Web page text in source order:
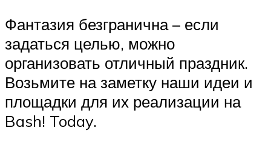
Фантазия безгранична – если
задаться целью, можно
организовать отличный праздник.
Возьмите на заметку наши идеи и
площадки для их реализации на
Bash! Today.